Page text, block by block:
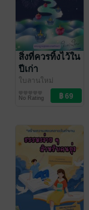
สิ่งที่ควรทิ้งไว้ใน
ปีเก่า
ใบลานใหม่
พัฒนาตนเอง
No Rating